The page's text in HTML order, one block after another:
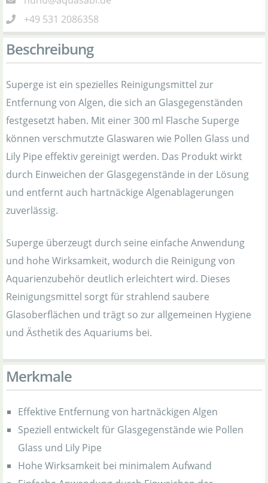
+49 531 2086358
Beschreibung
Superge ist ein spezielles Reinigungsmittel zur
Entfernung von Algen, die sich an Glasgegenständen
festgesetzt haben. Mit einer 300 ml Flasche Superge
können verschmutzte Glaswaren wie Pollen Glass und
Lily Pipe effektiv gereinigt werden. Das Produkt wirkt
durch Einweichen der Glasgegenstände in der Lösung
und entfernt auch hartnäckige Algenablagerungen
zuverlässig.
Superge überzeugt durch seine einfache Anwendung
und hohe Wirksamkeit, wodurch die Reinigung von
Aquarienzubehör deutlich erleichtert wird. Dieses
Reinigungsmittel sorgt für strahlend saubere
Glasoberflächen und trägt so zur allgemeinen Hygiene
und Ästhetik des Aquariums bei.
Merkmale
Effektive Entfernung von hartnäckigen Algen
Speziell entwickelt für Glasgegenstände wie Pollen
Glass und Lily Pipe
Hohe Wirksamkeit bei minimalem Aufwand